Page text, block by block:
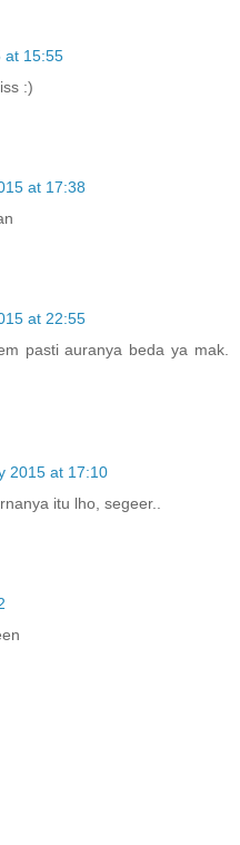
at 15:55
:)
at 17:38
at 22:55
pasti auranya beda ya mak.
2015 at 17:10
itu lho, segeer..